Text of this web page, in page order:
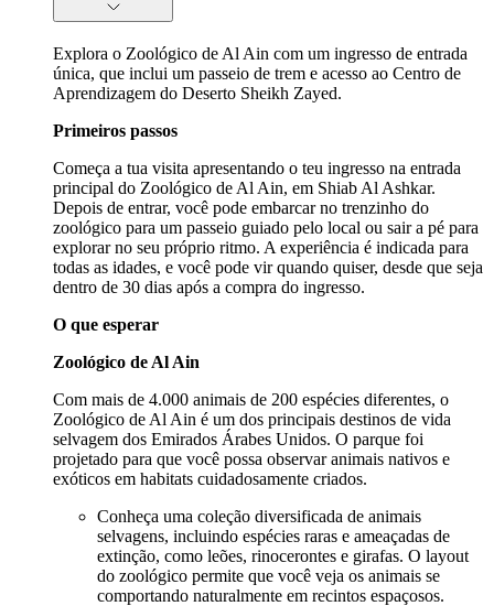
Explora o Zoológico de Al Ain com um ingresso de entrada
única, que inclui um passeio de trem e acesso ao Centro de
Aprendizagem do Deserto Sheikh Zayed.
Primeiros passos
Começa a tua visita apresentando o teu ingresso na entrada
principal do Zoológico de Al Ain, em Shiab Al Ashkar.
Depois de entrar, você pode embarcar no trenzinho do
zoológico para um passeio guiado pelo local ou sair a pé para
explorar no seu próprio ritmo. A experiência é indicada para
todas as idades, e você pode vir quando quiser, desde que seja
dentro de 30 dias após a compra do ingresso.
O que esperar
Zoológico de Al Ain
Com mais de 4.000 animais de 200 espécies diferentes, o
Zoológico de Al Ain é um dos principais destinos de vida
selvagem dos Emirados Árabes Unidos. O parque foi
projetado para que você possa observar animais nativos e
exóticos em habitats cuidadosamente criados.
Conheça uma coleção diversificada de animais
selvagens, incluindo espécies raras e ameaçadas de
extinção, como leões, rinocerontes e girafas. O layout
do zoológico permite que você veja os animais se
comportando naturalmente em recintos espaçosos.